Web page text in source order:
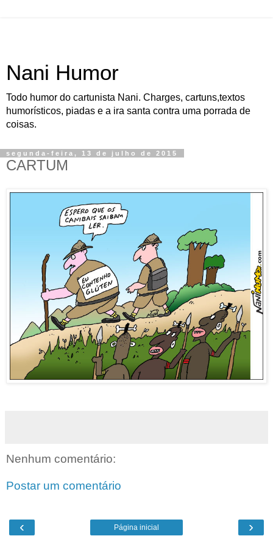
Nani Humor
Todo humor do cartunista Nani. Charges, cartuns,textos
humorísticos, piadas e a ira santa contra uma porrada de
coisas.
segunda-feira, 13 de julho de 2015
CARTUM
Nenhum comentário:
Postar um comentário
‹ ›
Página inicial